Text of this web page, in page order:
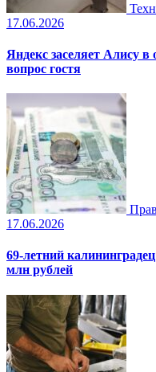
17.06.2026
Яндекс заселяет Алису
вопрос гостя
17.06.2026
69-летний
млн рублей